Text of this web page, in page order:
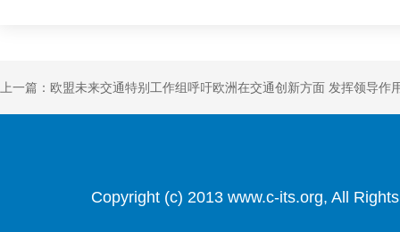
上一篇：欧盟未来交通特别工作组呼吁欧洲在交通创新方面 发挥领导作
Copyright (c) 2013 www.c-its.org, All